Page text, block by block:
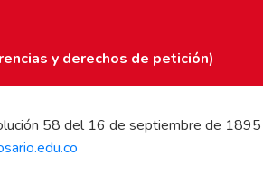
y derechos de petición)
58 del 16 de septiembre de